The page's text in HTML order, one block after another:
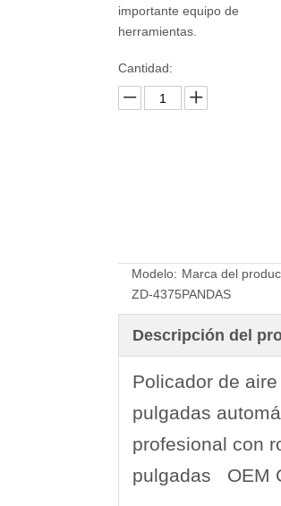
importante equipo de
herramientas.
Cantidad:
Modelo:
ZD-4375
Marca del
PANDAS
Descripción del
Policador de
pulgadas
profesional con
pulgadas OEM